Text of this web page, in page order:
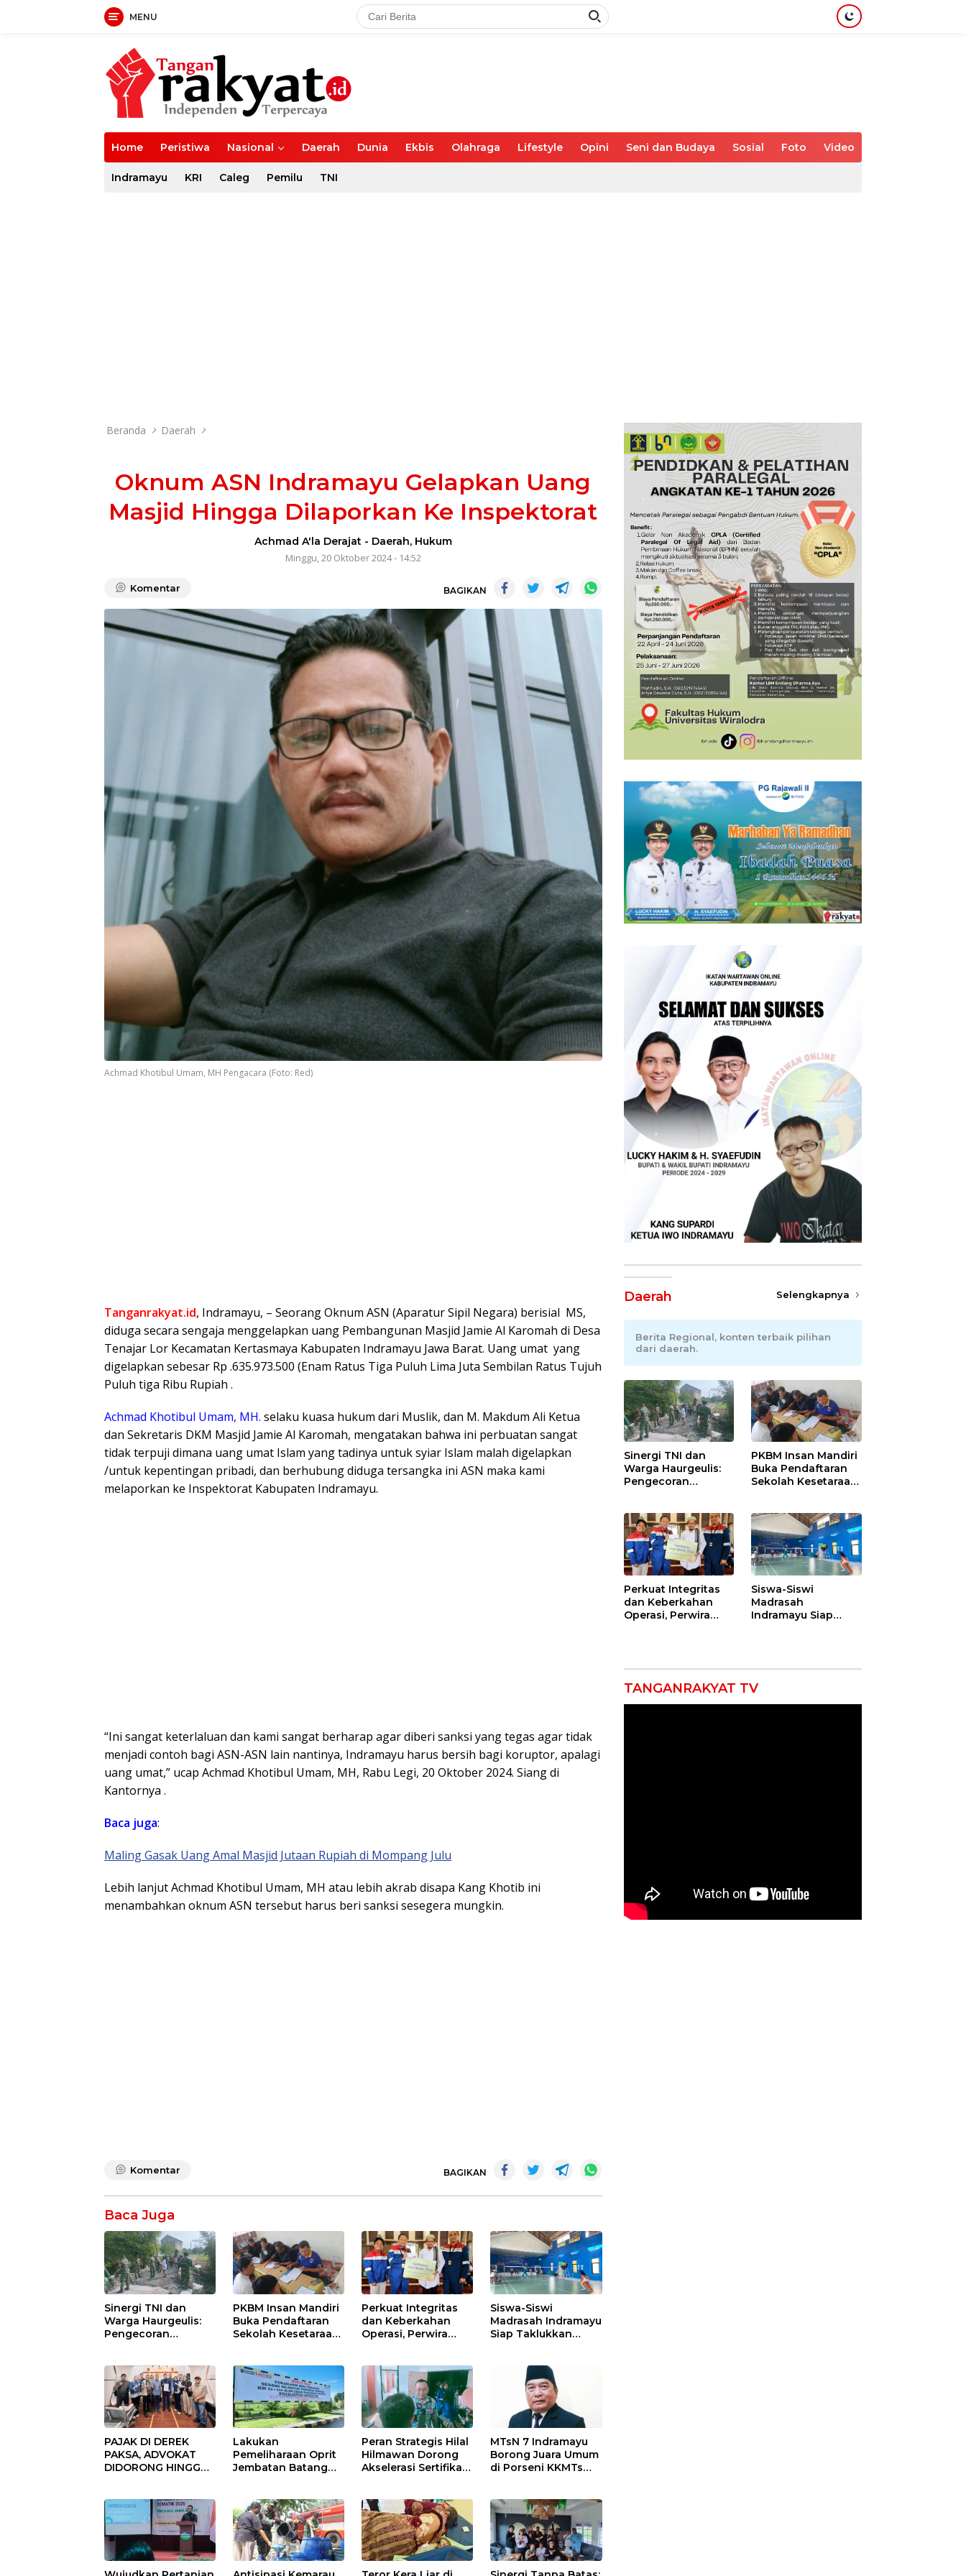
MENU
Home Peristiwa Nasional Daerah Dunia Ekbis Olahraga Lifestyle Opini Seni dan Budaya Sosial Foto Video
Indramayu KRI Caleg Pemilu TNI
Beranda Daerah
Oknum ASN Indramayu Gelapkan Uang
Masjid Hingga Dilaporkan Ke Inspektorat
Achmad A'la Derajat- Daerah, Hukum
Minggu, 20 Oktober 2024 - 14:52
Komentar BAGIKAN
Achmad Khotibul Umam, MH Pengacara (Foto: Red)
Tanganrakyat.id, Indramayu, – Seorang Oknum ASN (Aparatur Sipil Negara) berisial MS,
diduga secara sengaja menggelapkan uang Pembangunan Masjid Jamie Al Karomah di Desa
Tenajar Lor Kecamatan Kertasmaya Kabupaten Indramayu Jawa Barat. Uang umat yang
digelapkan sebesar Rp .635.973.500 (Enam Ratus Tiga Puluh Lima Juta Sembilan Ratus Tujuh
Puluh tiga Ribu Rupiah .
Achmad Khotibul Umam, MH. selaku kuasa hukum dari Muslik, dan M. Makdum Ali Ketua
dan Sekretaris DKM Masjid Jamie Al Karomah, mengatakan bahwa ini perbuatan sangat
tidak terpuji dimana uang umat Islam yang tadinya untuk syiar Islam malah digelapkan
/untuk kepentingan pribadi, dan berhubung diduga tersangka ini ASN maka kami
melaporkan ke Inspektorat Kabupaten Indramayu.
“Ini sangat keterlaluan dan kami sangat berharap agar diberi sanksi yang tegas agar tidak
menjadi contoh bagi ASN-ASN lain nantinya, Indramayu harus bersih bagi koruptor, apalagi
uang umat,” ucap Achmad Khotibul Umam, MH, Rabu Legi, 20 Oktober 2024. Siang di
Kantornya .
Baca juga:
Maling Gasak Uang Amal Masjid Jutaan Rupiah di Mompang Julu
Lebih lanjut Achmad Khotibul Umam, MH atau lebih akrab disapa Kang Khotib ini
menambahkan oknum ASN tersebut harus beri sanksi sesegera mungkin.
Komentar BAGIKAN
Baca Juga
Sinergi TNI dan
Warga Haurgeulis:
Pengecoran
Rampung
PKBM Insan Mandiri
Buka Pendaftaran
Sekolah Kesetaraan
Perkuat Integritas
dan Keberkahan
Operasi, Perwira
Siswa-Siswi
Madrasah Indramayu
Siap Taklukkan
PAJAK DI DEREK
PAKSA, ADVOKAT
DIDORONG HINGGA
Advokat Riau
Ngamuk Kepung
Polresta Pekanbaru!
Lakukan
Pemeliharaan Oprit
Jembatan Batang
Contraflow di KM 55
Tol Binjai–Langsa
Peran Strategis Hilal
Hilmawan Dorong
Akselerasi Sertifikasi
Kemiskinan di
Indramayu
MTsN 7 Indramayu
Borong Juara Umum
di Porseni KKMTs
Daerah Selengkapnya
Berita Regional, konten terbaik pilihan
dari daerah.
Sinergi TNI dan
Warga Haurgeulis:
Pengecoran
Indramayu
Rampung
PKBM Insan Mandiri
Buka Pendaftaran
Sekolah Kesetaraan
Perkuat Integritas
dan Keberkahan
Operasi, Perwira
Siswa-Siswi
Madrasah
Indramayu Siap
TANGANRAKYAT TV